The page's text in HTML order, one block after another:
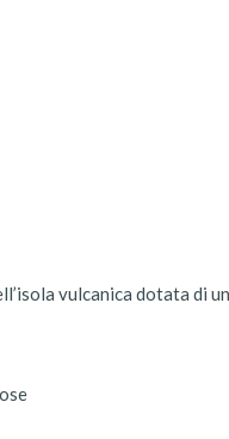
vulcanica dotata di